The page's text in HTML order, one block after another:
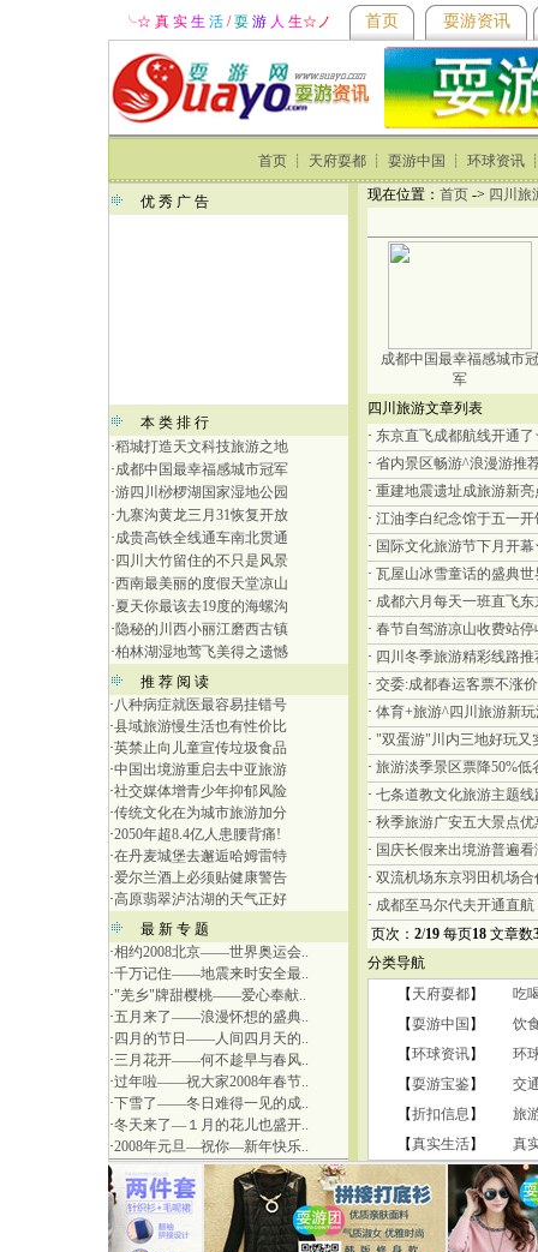
╰☆ 真 实 生 活 /耍 游人 生☆ ノ 首页 耍游资讯
首页 ┊ 天府耍都 ┊ 耍游中国 ┊ 环球资讯
优 秀 广 告
本 类 排 行
·稻城打造天文科技旅游之地
·成都中国最幸福感城市冠军
·游四川桫椤湖国家湿地公园
·九寨沟黄龙三月31恢复开放
·成贵高铁全线通车南北贯通
· 四川大竹留住的不只是风景
·西南最美丽的度假天堂凉山
·夏天你最该去19度的海螺沟
·隐秘的川西小丽江磨西古镇
·柏林湖湿地莺飞美得之遗憾
推 荐 阅 读
·八种病症就医最容易挂错号
·县域旅游慢生活也有性价比
·英禁止向儿童宣传垃圾食品
·中国出境游重启去中亚旅游
·社交媒体增青少年抑郁风险
·传统文化在为城市旅游加分
·2050年超8.4亿人患腰背痛!
·在丹麦城堡去邂逅哈姆雷特
·爱尔兰酒上必须贴健康警告
·高原翡翠泸沽湖的天气正好
最 新 专 题
·相约2008北京——世界奥运会..
·千万记住——地震来时安全最..
·"羌乡"牌甜樱桃——爱心奉献..
·五月来了——浪漫怀想的盛典..
· 四月的节日——人间四月天的..
·三月花开——何不趁早与春风..
·过年啦——祝大家2008年春节..
·下雪了——冬日难得一见的成..
·冬天来了—１月的花儿也盛开..
·2008年元旦—祝你—新年快乐..
现在位置： 首页 -> 四川旅
成都中国最幸福感城市冠
军
四川旅游文章列表
· 东京直飞成都航线开通
· 省内景区畅游^浪漫游推
· 重建地震遗址成旅游新亮
· 江油李白纪念馆于五一开
· 国际文化旅游节下月开
· 瓦屋山冰雪童话的盛典世
· 成都六月每天一班直飞东
· 春节自驾游凉山收费站停
· 四川冬季旅游精彩线路推
· 交委:成都春运客票不涨
· 体育+旅游^四川旅游新
· "双蛋游"川内三地好玩又
· 旅游淡季景区票降50%低
· 七条道教文化旅游主题线
· 秋季旅游广安五大景点优
· 国庆长假来出境游普遍看
· 双流机场东京羽田机场合
· 成都至马尔代夫开通直航
页次： 2/19 每页18 文章数
分类导航
【 天府耍都】
吃
【耍游中国 】
饮
【环球资讯】
环
【耍游宝鉴】
交
【折扣信息 】
旅
【真实生活】 真